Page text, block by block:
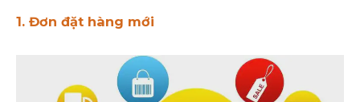
1. Đơn đặt hàng mới